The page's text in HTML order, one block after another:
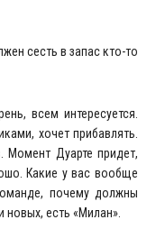
сесть в запас кто-то
всем интересуется.
хочет прибавлять.
Дуарте придет,
Какие у вас вообще
почему должны
новых, есть «Милан».